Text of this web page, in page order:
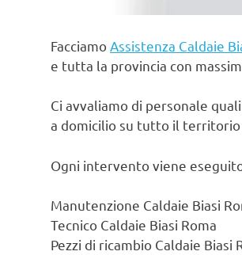
Facciamo Assistenza Caldaie
e tutta la provincia con
Ci avvaliamo di personale
a domicilio su tutto il territorio
Ogni intervento viene
Manutenzione Caldaie Biasi
Tecnico Caldaie Biasi Roma
Pezzi di ricambio Caldaie Biasi